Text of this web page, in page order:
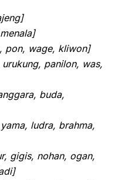
pon, wage, kliwon]
panilon, was,
buda,
ludra, brahma,
gigis, nohan, ogan,